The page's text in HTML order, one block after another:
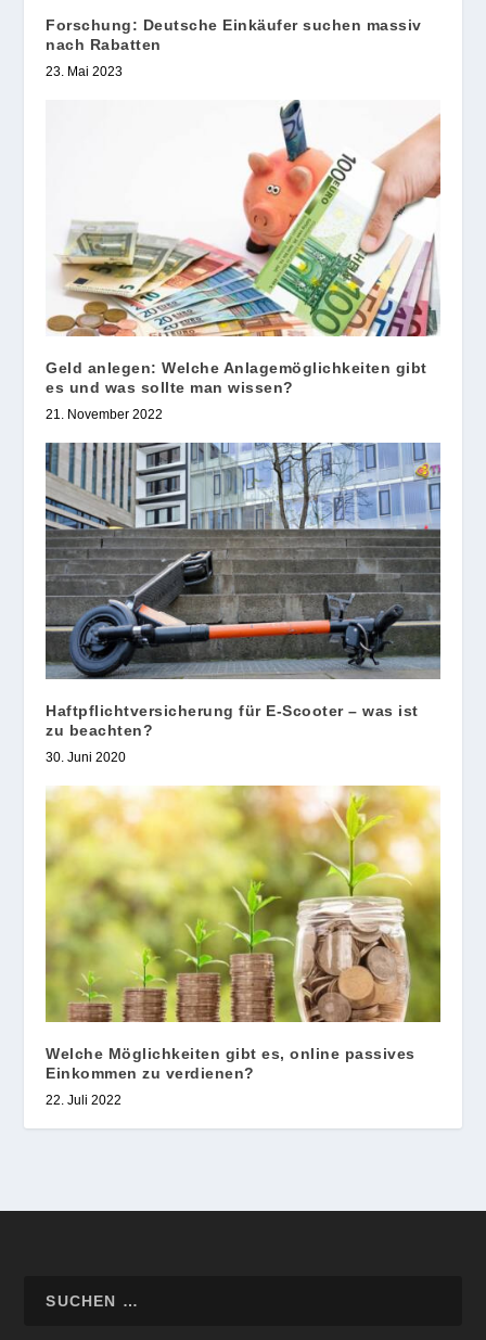
Forschung: Deutsche Einkäufer suchen massiv
nach Rabatten
23. Mai 2023
Geld anlegen: Welche Anlagemöglichkeiten gibt
es und was sollte man wissen?
21. November 2022
Haftpflichtversicherung für E-Scooter – was ist
zu beachten?
30. Juni 2020
Welche Möglichkeiten gibt es, online passives
Einkommen zu verdienen?
22. Juli 2022